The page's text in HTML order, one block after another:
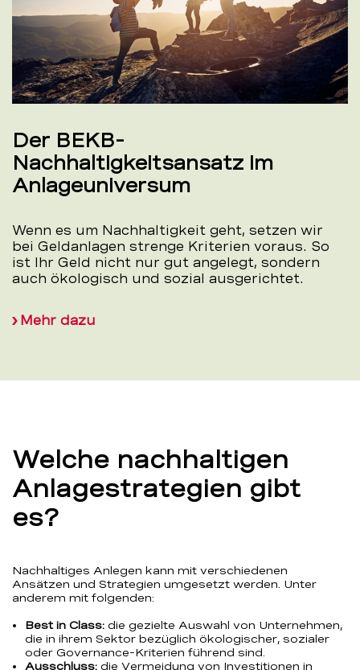
Der BEKB-
Nachhaltigkeitsansatz im
Anlageuniversum
Wenn es um Nachhaltigkeit geht, setzen wir
bei Geldanlagen strenge Kriterien voraus. So
ist Ihr Geld nicht nur gut angelegt, sondern
auch ökologisch und sozial ausgerichtet.
Mehr dazu
Welche nachhaltigen
Anlagestrategien gibt
es?
Nachhaltiges Anlegen kann mit verschiedenen
Ansätzen und Strategien umgesetzt werden. Unter
anderem mit folgenden:
Best in Class: die gezielte Auswahl von Unternehmen,
die in ihrem Sektor bezüglich ökologischer, sozialer
oder Governance-Kriterien führend sind.
Ausschluss: die Vermeidung von Investitionen in